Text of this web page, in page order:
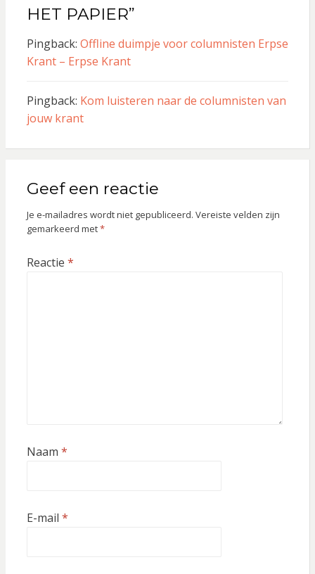
HET PAPIER”
Pingback: Offline duimpje voor columnisten Erpse
Krant – Erpse Krant
Pingback: Kom luisteren naar de columnisten van
jouw krant
Geef een reactie
Je e-mailadres wordt niet gepubliceerd. Vereiste velden zijn
gemarkeerd met*
Reactie *
Naam *
E-mail *